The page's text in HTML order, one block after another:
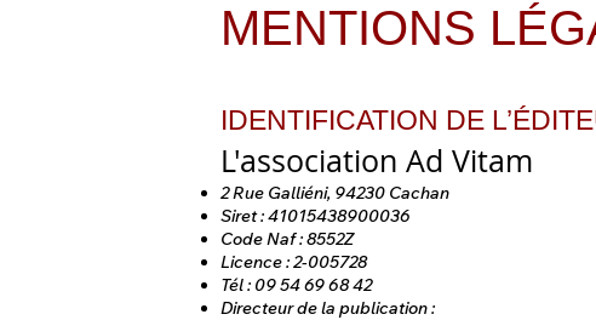
​​MENTIONS
IDENTIFICATION DE
L'association Ad Vitam
2 Rue Galliéni, 94230 Cachan
Siret : 41015438900036
Code Naf : 8552Z
Licence : 2-005728
Tél : 09 54 69 68 42
Directeur de la publication :